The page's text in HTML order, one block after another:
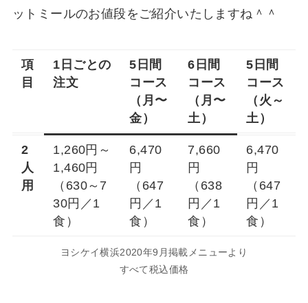
ットミールのお値段をご紹介いたしますね＾＾
項
目
1日ごとの
注文
5日間
コース
（月〜
金）
6日間
コース
（月〜
土）
5日間
コース
（火～
土）
2
人
用
1,260円～
1,460円
（630～7
30円／1
食）
6,470
円
（647
円／1
食）
7,660
円
（638
円／1
食）
6,470
円
（647
円／1
食）
ヨシケイ横浜2020年9月掲載メニューより
すべて税込価格